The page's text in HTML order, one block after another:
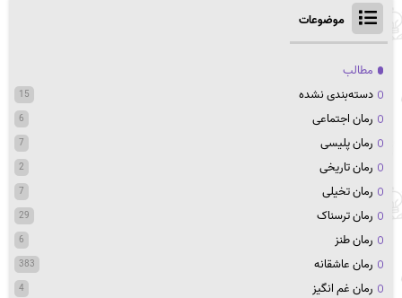
موضوعات
مطالب
دسته‌بندی نشده
15
رمان اجتماعی 6
رمان پلیسی 7
رمان تاریخی 2
رمان تخیلی 7
رمان ترسناک 29
رمان طنز 6
رمان عاشقانه 383
رمان غم انگیز 4